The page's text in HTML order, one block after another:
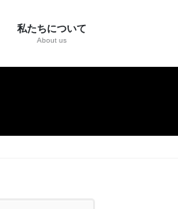
私たちについて
About us